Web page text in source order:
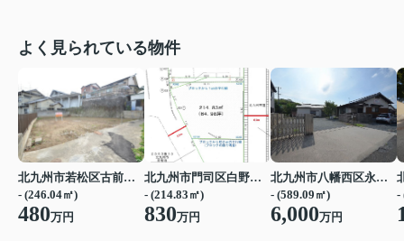
よく見られている物件
北九州市若松区古前２丁目
- (246.04㎡)
480万円
北九州市門司区白野江１丁目
- (214.83㎡)
830万円
北九州市八幡西区永犬丸４丁目
- (589.09㎡)
6,000万円
-